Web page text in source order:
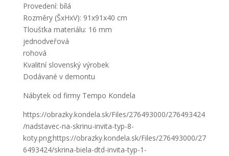
Provedení: bílá
Rozměry (ŠxHxV): 91x91x40 cm
Tloušťka materiálu: 16 mm
jednodveřová
rohová
Kvalitní slovenský výrobek
Dodávané v demontu
Nábytek od firmy Tempo Kondela
https://obrazky.kondela.sk/Files/276493000/276493424
/nadstavec-na-skrinu-invita-typ-8-
koty.png;https://obrazky.kondela.sk/Files/276493000/27
6493424/skrina-biela-dtd-invita-typ-1-